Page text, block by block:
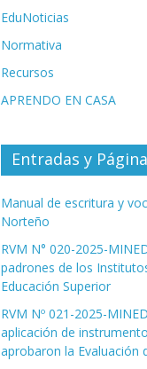
EduNoticias
Normativa
Recursos
APRENDO EN CASA
Entradas y
Manual de escritura y
Norteño
RVM N° 020-2025-
padrones de los
Educación Superior
RVM Nº 021-2025-
aplicación de
aprobaron la Evaluación